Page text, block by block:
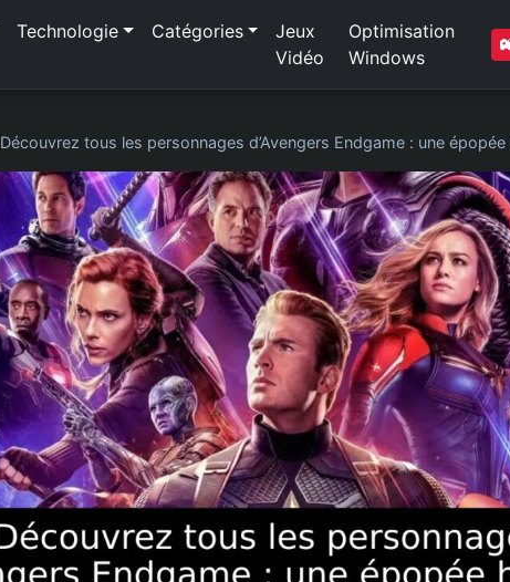
Technologie Catégories
Jeux
Vidéo
Optimisation
Windows
Découvrez tous les personnages d’Avengers Endgame : une